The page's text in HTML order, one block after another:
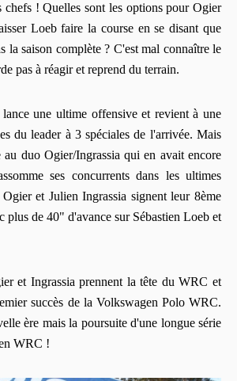
chefs ! Quelles sont les options pour Ogier
Loeb faire la course en se disant que
la saison complète ? C'est mal connaître le
pas à réagir et reprend du terrain.
une ultime offensive et revient à une
du leader à 3 spéciales de l'arrivée. Mais
duo Ogier/Ingrassia qui en avait encore
ses concurrents dans les ultimes
et Julien Ingrassia signent leur 8ème
plus de 40" d'avance sur Sébastien Loeb et
et Ingrassia prennent la tête du WRC et
succès de la Volkswagen Polo WRC.
ère mais la poursuite d'une longue série
WRC !